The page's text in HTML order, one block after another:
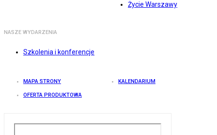
Życie Warszawy
NASZE WYDARZENIA
Szkolenia i konferencje
MAPA STRONY KALENDARIUM
OFERTA PRODUKTOWA